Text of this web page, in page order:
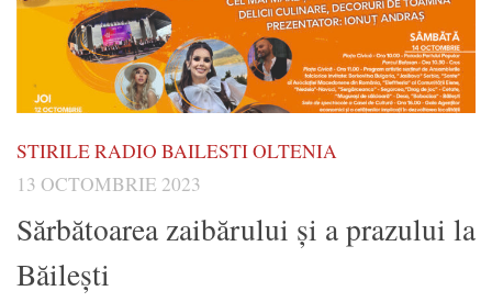
STIRILE RADIO BAILESTI OLTENIA
13 OCTOMBRIE 2023
Sărbătoarea zaibărului și a prazului la
Băilești